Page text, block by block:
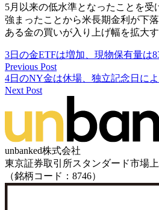
5月以来の低水準となったことを受
強まったことから米長期金利が下
ある金の買いが入り上げ幅を拡大
3日の金ETFは増加、現物保有量は
Previous Post
4日のNY金は休場、独立記念日に
Next Post
unbanked株式会社
東京証券取引所スタンダード市場
（銘柄コード：8746）